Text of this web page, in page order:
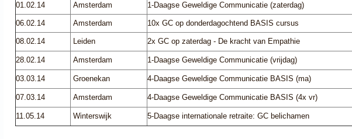
01.02.14 Amsterdam 1-Daagse Geweldige Communicatie (zaterdag)
06.02.14 Amsterdam 10x GC op donderdagochtend BASIS cursus
08.02.14 Leiden 2x GC op zaterdag - De kracht van Empathie
28.02.14 Amsterdam 1-Daagse Geweldige Communicatie (vrijdag)
03.03.14 Groenekan 4-Daagse Geweldige Communicatie BASIS (ma)
07.03.14 Amsterdam 4-Daagse Geweldige Communicatie BASIS (4x vr)
11.05.14 Winterswijk 5-Daagse internationale retraite: GC belichamen